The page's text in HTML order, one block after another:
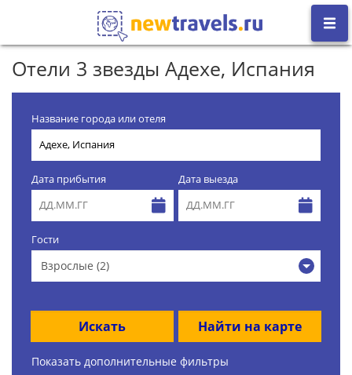
Отели 3 звезды Адехе, Испания
Название города или отеля
Дата прибытия Дата выезда
Гости
Взрослые (2)
Искать Найти на карте
Показать дополнительные фильтры